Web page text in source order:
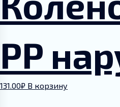
Доставка и оплата
Акции и скидки
Руководства и
PP
131.00₽ В корзину